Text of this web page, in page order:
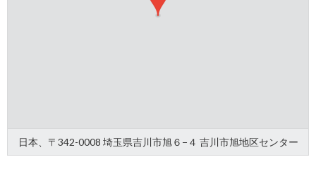
日本、〒342-0008 埼玉県吉川市旭６−４ 吉川市旭地区センター